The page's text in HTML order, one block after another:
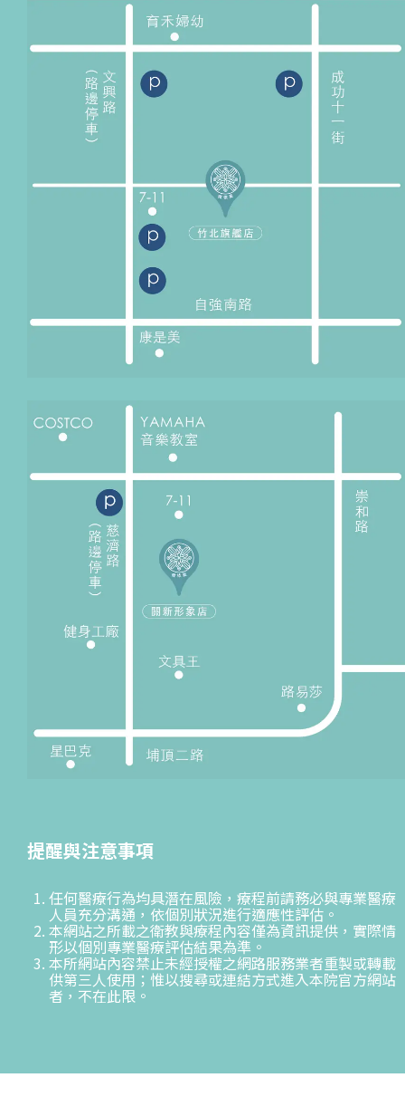
提醒與注意事項
任何醫療行為均具潛在風險，療程前請務必與專業醫療
人員充分溝通，依個別狀況進行適應性評估。
本網站之所載之衛教與療程內容僅為資訊提供，實際情
形以個別專業醫療評估結果為準。
本所網站內容禁止未經授權之網路服務業者重製或轉載
供第三人使用；惟以搜尋或連結方式進入本院官方網站
者，不在此限。